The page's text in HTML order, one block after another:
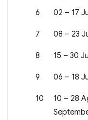
6 02 – 17
7 08 – 23
8 15 – 30
9 06 – 18
10
10 – 28